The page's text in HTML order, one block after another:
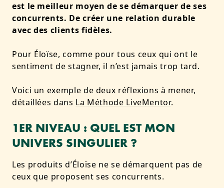
est le meilleur moyen de se démarquer de ses
concurrents. De créer une relation durable
avec des clients fidèles.
Pour Éloïse, comme pour tous ceux qui ont le
sentiment de stagner, il n’est jamais trop tard.
Voici un exemple de deux réflexions à mener,
détaillées dans La Méthode LiveMentor.
1ER NIVEAU : QUEL EST MON
UNIVERS SINGULIER ?
Les produits d’Éloïse ne se démarquent pas de
ceux que proposent ses concurrents.